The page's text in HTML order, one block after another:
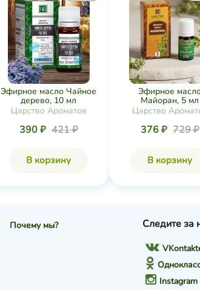
Эфирное масло Чайное
дерево, 10 мл
Царство Ароматов
390 ₽ 421 ₽
В корзину
Эфирное
Майоран, 5 мл
Царство
376 ₽ 729 ₽
В корзину
Почему мы? Следите за
Instagram